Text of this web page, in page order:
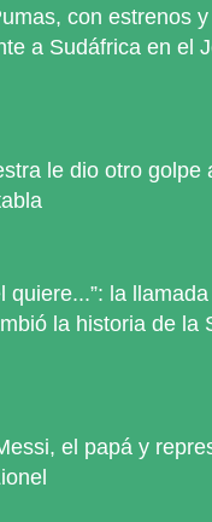
con estrenos
a Sudáfrica en el
le dio otro golpe
quiere...”: la
la historia de la
el papá y